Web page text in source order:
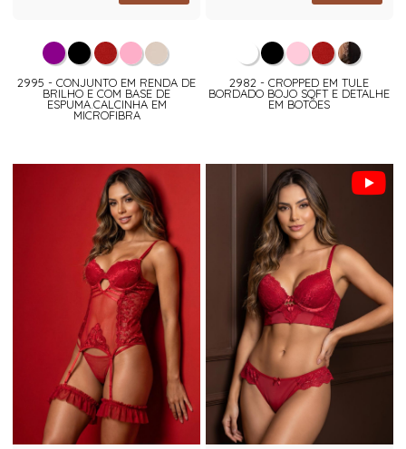
2995 - CONJUNTO EM RENDA DE
BRILHO E COM BASE DE
ESPUMA.CALCINHA EM
MICROFIBRA
2982 - CROPPED EM TULE
BORDADO BOJO SOFT E DETALHE
EM BOTÕES